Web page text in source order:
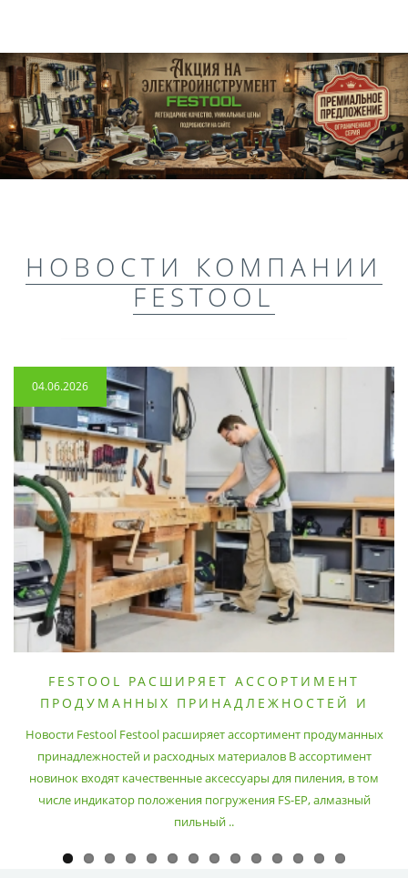
НОВОСТИ КОМПАНИИ
FESTOOL
04.06.2026
FESTOOL РАСШИРЯЕТ АССОРТИМЕНТ
ПРОДУМАННЫХ ПРИНАДЛЕЖНОСТЕЙ И
Новости Festool Festool расширяет ассортимент продуманных
принадлежностей и расходных материалов В ассортимент
новинок входят качественные аксессуары для пиления, в том
числе индикатор положения погружения FS-EP, алмазный
пильный ..